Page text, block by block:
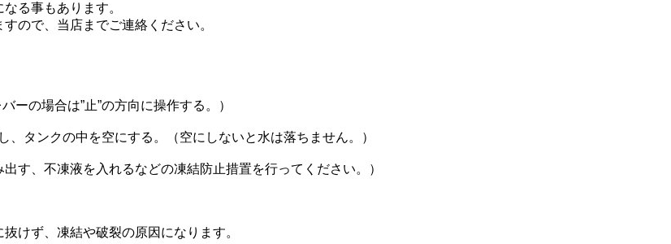
る事もあります。
ので、当店までご連絡ください。
ーの場合は”止”の方向に操作する。）
、タンクの中を空にする。（空にしないと水は落ちません。）
す、不凍液を入れるなどの凍結防止措置を行ってください。）
けず、凍結や破裂の原因になります。